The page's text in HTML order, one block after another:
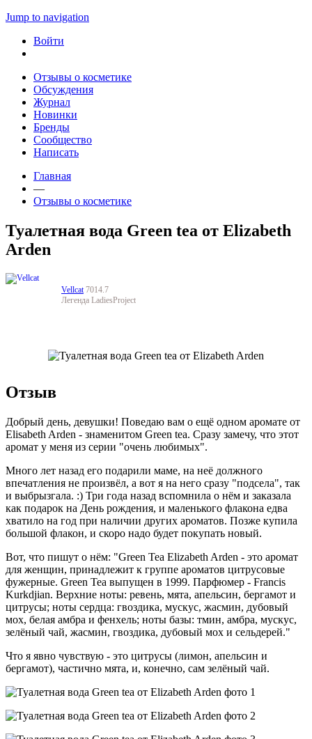
Jump to navigation
Войти
Отзывы о косметике
Обсуждения
Журнал
Новинки
Бренды
Сообщество
Написать
Главная
—
Отзывы о косметике
Туалетная вода Green tea от Elizabeth
Arden
Vellcat 7014.7
Легенда LadiesProject
Отзыв
Добрый день, девушки! Поведаю вам о ещё одном аромате от
Elisabeth Arden - знаменитом Green tea. Сразу замечу, что этот
аромат у меня из серии "очень любимых".
Много лет назад его подарили маме, на неё должного
впечатления не произвёл, а вот я на него сразу "подсела", так
и выбрызгала. :) Три года назад вспомнила о нём и заказала
как подарок на День рождения, и маленького флакона едва
хватило на год при наличии других ароматов. Позже купила
большой флакон, и скоро надо будет покупать новый.
Вот, что пишут о нём: "Green Tea Elizabeth Arden - это аромат
для женщин, принадлежит к группе ароматов цитрусовые
фужерные. Green Tea выпущен в 1999. Парфюмер - Francis
Kurkdjian. Верхние ноты: ревень, мята, апельсин, бергамот и
цитрусы; ноты сердца: гвоздика, мускус, жасмин, дубовый
мох, белая амбра и фенхель; ноты базы: тмин, амбра, мускус,
зелёный чай, жасмин, гвоздика, дубовый мох и сельдерей."
Что я явно чувствую - это цитрусы (лимон, апельсин и
бергамот), частично мята, и, конечно, сам зелёный чай.